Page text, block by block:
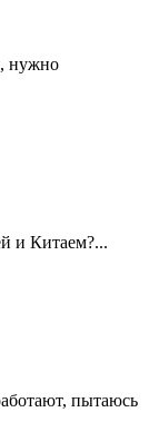
нужно
и Китаем?...
пытаюсь